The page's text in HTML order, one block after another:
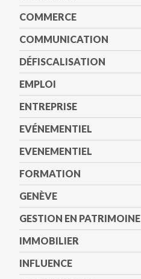
COMMERCE
COMMUNICATION
DÉFISCALISATION
EMPLOI
ENTREPRISE
EVÉNEMENTIEL
EVENEMENTIEL
FORMATION
GENÈVE
GESTION EN PATRIMOINE
IMMOBILIER
INFLUENCE